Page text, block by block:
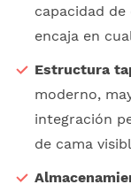
capacidad
encaja en
Estructura
moderno,
integración
de cama